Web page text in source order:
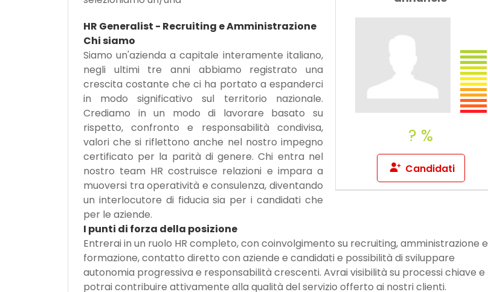
? %
Candidati
HR Generalist - Recruiting e Amministrazione
Chi siamo
Siamo un'azienda a capitale interamente italiano,
negli ultimi tre anni abbiamo registrato una
crescita costante che ci ha portato a espanderci
in modo significativo sul territorio nazionale.
Crediamo in un modo di lavorare basato su
rispetto, confronto e responsabilità condivisa,
valori che si riflettono anche nel nostro impegno
certificato per la parità di genere. Chi entra nel
nostro team HR costruisce relazioni e impara a
muoversi tra operatività e consulenza, diventando
un interlocutore di fiducia sia per i candidati che
per le aziende.
I punti di forza della posizione
Entrerai in un ruolo HR completo, con coinvolgimento su recruiting, amministrazione e
formazione, contatto diretto con aziende e candidati e possibilità di sviluppare
autonomia progressiva e responsabilità crescenti. Avrai visibilità su processi chiave e
potrai contribuire attivamente alla qualità del servizio offerto ai nostri clienti.